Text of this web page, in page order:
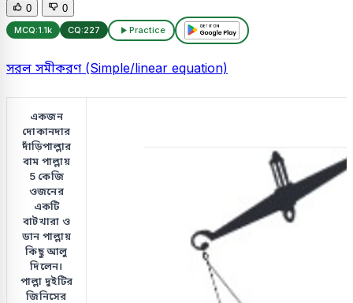
0 0
MCQ:1.1k CQ:227 Practice
সরল সমীকরণ (Simple/linear equation)
একজন
দোকানদার
দাঁড়িপাল্লার
বাম পাল্লায়
5 কেজি
ওজনের
একটি
বাটখারা ও
ডান পাল্লায়
কিছু আলু
দিলেন।
পাল্লা দুইটির
জিনিসের